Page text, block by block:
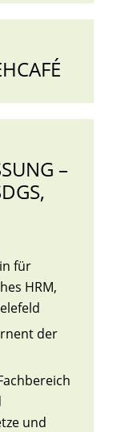
– I
A
für
HRM,
der
und